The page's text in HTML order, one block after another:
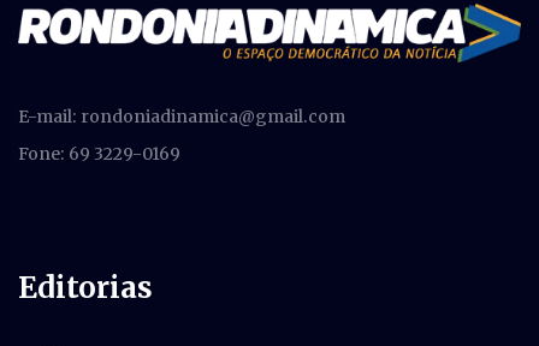
E-mail: rondoniadinamica@gmail.com
Fone: 69 3229-0169
Editorias